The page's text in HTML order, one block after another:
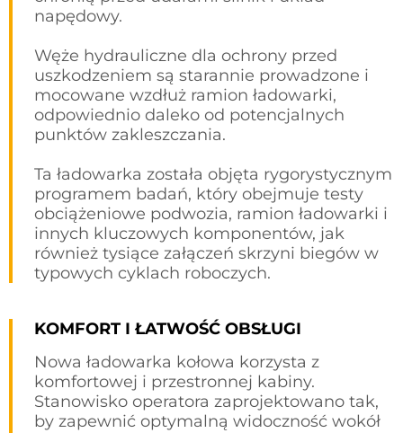
napędowy.
Węże hydrauliczne dla ochrony przed
uszkodzeniem są starannie prowadzone i
mocowane wzdłuż ramion ładowarki,
odpowiednio daleko od potencjalnych
punktów zakleszczania.
Ta ładowarka została objęta rygorystycznym
programem badań, który obejmuje testy
obciążeniowe podwozia, ramion ładowarki i
innych kluczowych komponentów, jak
również tysiące załączeń skrzyni biegów w
typowych cyklach roboczych.
KOMFORT I ŁATWOŚĆ OBSŁUGI
Nowa ładowarka kołowa korzysta z
komfortowej i przestronnej kabiny.
Stanowisko operatora zaprojektowano tak,
by zapewnić optymalną widoczność wokół